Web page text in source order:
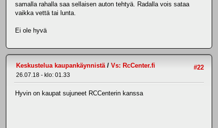
samalla rahalla saa sellaisen auton tehtyä. Radalla vois sataa
vaikka vettä tai lunta.
Ei ole hyvä
#22
Keskustelua kaupankäynnistä / Vs: RcCenter.fi
26.07.18 - klo: 01.33
Hyvin on kaupat sujuneet RCCenterin kanssa